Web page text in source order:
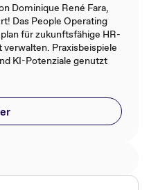
Dominique René Fara,
Das People Operating
für zukunftsfähige HR-
Praxisbeispiele
KI-Potenziale genutzt